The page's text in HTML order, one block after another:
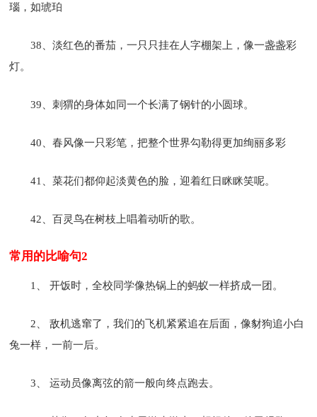
瑙，如琥珀
38、淡红色的番茄，一只只挂在人字棚架上，像一盏盏彩
灯。
39、刺猬的身体如同一个长满了钢针的小圆球。
40、春风像一只彩笔，把整个世界勾勒得更加绚丽多彩
41、菜花们都仰起淡黄色的脸，迎着红日眯眯笑呢。
42、百灵鸟在树枝上唱着动听的歌。
常用的比喻句2
1、 开饭时，全校同学像热锅上的蚂蚁一样挤成一团。
2、 敌机逃窜了，我们的飞机紧紧追在后面，像豺狗追小白
兔一样，一前一后。
3、 运动员像离弦的箭一般向终点跑去。